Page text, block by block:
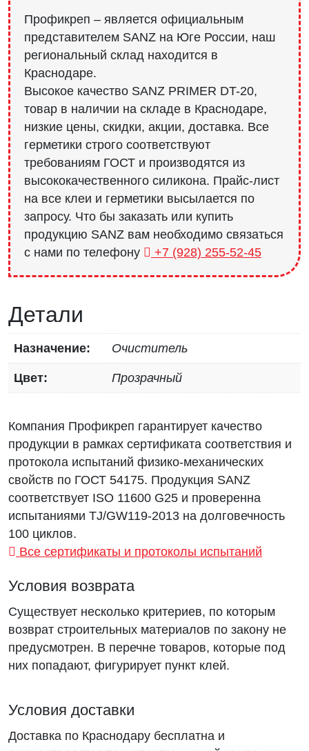
Профикреп – является официальным
представителем SANZ на Юге России, наш
региональный склад находится в
Краснодаре.
Высокое качество SANZ PRIMER DT-20,
товар в наличии на складе в Краснодаре,
низкие цены, скидки, акции, доставка. Все
герметики строго соответствуют
требованиям ГОСТ и производятся из
высококачественного силикона. Прайс-лист
на все клеи и герметики высылается по
запросу. Что бы заказать или купить
продукцию SANZ вам необходимо связаться
с нами по телефону
+7 (928) 255-52-45
Детали
Назначение: Очиститель
Цвет: Прозрачный
Компания Профикреп гарантирует качество
продукции в рамках сертификата соответствия и
протокола испытаний физико-механических
свойств по ГОСТ 54175. Продукция SANZ
соответствует ISO 11600 G25 и проверенна
испытаниями TJ/GW119-2013 на долговечность
100 циклов.
Все сертификаты и протоколы испытаний
Условия возврата
Существует несколько критериев, по которым
возврат строительных материалов по закону не
предусмотрен. В перечне товаров, которые под
них попадают, фигурирует пункт клей.
Условия доставки
Доставка по Краснодару бесплатна и